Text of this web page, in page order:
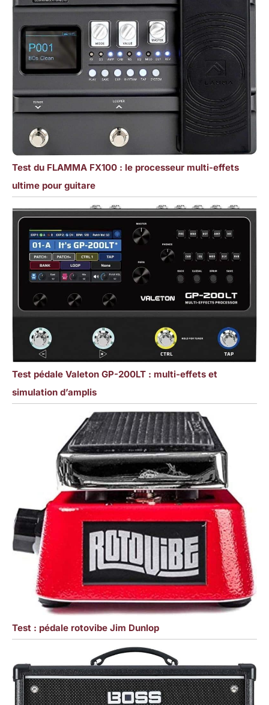
Test du FLAMMA FX100 : le processeur multi-effets
ultime pour guitare
Test pédale Valeton GP-200LT : multi-effets et
simulation d’amplis
Test : pédale rotovibe Jim Dunlop